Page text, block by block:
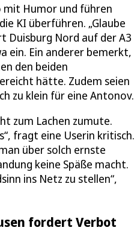
mit Humor und führen
KI überführen. „Glaube
Duisburg Nord auf der A3
ein. Ein anderer bemerkt,
den beiden
hätte. Zudem seien
zu klein für eine Antonov.
zum Lachen zumute.
fragt eine Userin kritisch.
über solch ernste
keine Späße macht.
ins Netz zu stellen“,
fordert Verbot